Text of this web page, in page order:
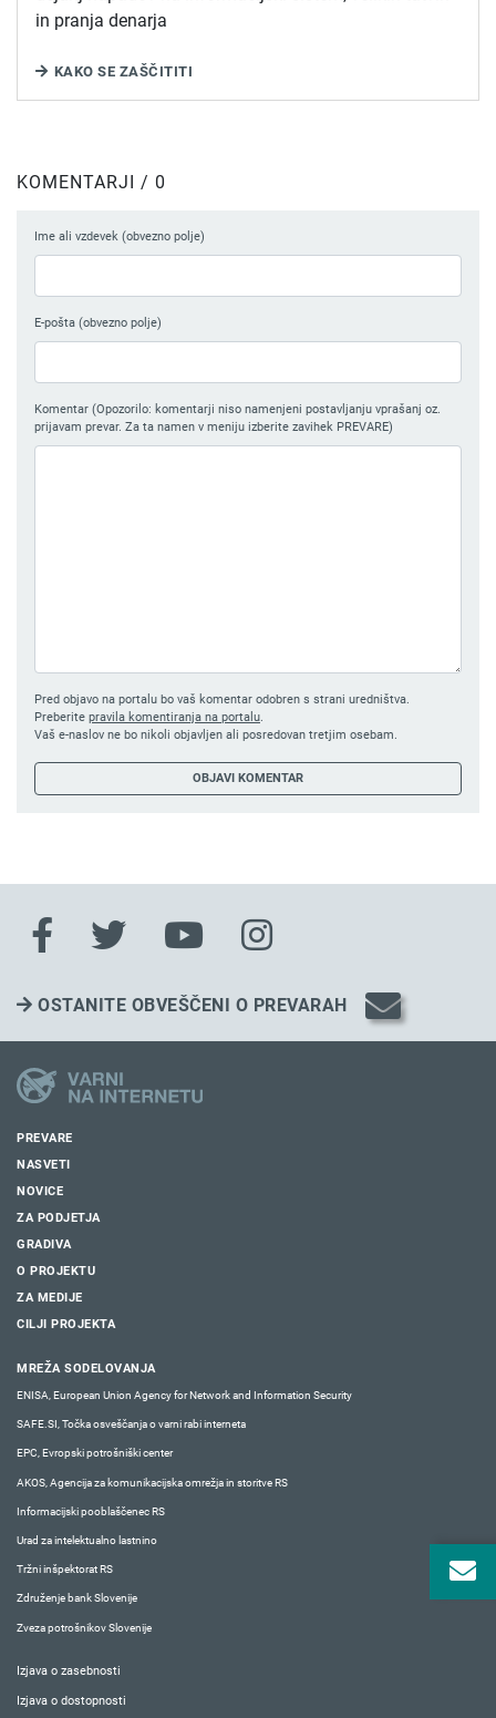
in pranja denarja
KAKO SE ZAŠČITITI
KOMENTARJI / 0
Ime ali vzdevek (obvezno polje)
E-pošta (obvezno polje)
Komentar (Opozorilo: komentarji niso namenjeni postavljanju vprašanj oz.
prijavam prevar. Za ta namen v meniju izberite zavihek PREVARE)
Pred objavo na portalu bo vaš komentar odobren s strani uredništva.
Preberite pravila komentiranja na portalu.
Vaš e-naslov ne bo nikoli objavljen ali posredovan tretjim osebam.
OSTANITE OBVEŠČENI O PREVARAH
PREVARE
NASVETI
NOVICE
ZA PODJETJA
GRADIVA
O PROJEKTU
ZA MEDIJE
CILJI PROJEKTA
MREŽA SODELOVANJA
ENISA, European Union Agency for Network and Information Security
SAFE.SI, Točka osveščanja o varni rabi interneta
EPC, Evropski potrošniški center
AKOS, Agencija za komunikacijska omrežja in storitve RS
Informacijski pooblaščenec RS
Urad za intelektualno lastnino
Tržni inšpektorat RS
Združenje bank Slovenije
Zveza potrošnikov Slovenije
Izjava o zasebnosti
Izjava o dostopnosti